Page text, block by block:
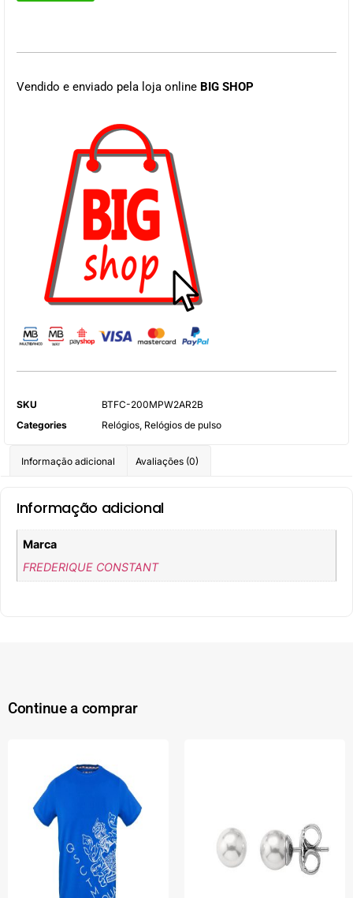
Vendido e enviado pela loja online BIG SHOP
SKU
BTFC-200MPW2AR2B
Categories
Relógios, Relógios de pulso
Informação adicional Avaliações (0)
Informação adicional
Marca
FREDERIQUE CONSTANT
Continue a comprar